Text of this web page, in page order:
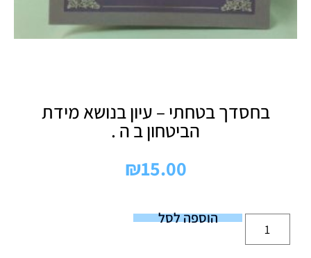
בחסדך בטחתי – עיון בנושא מידת
הביטחון ב ה .
₪15.00
הוספה לסל